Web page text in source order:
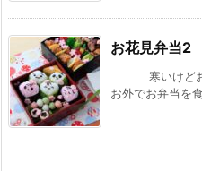
お花見弁当2
寒いけどお日
お外でお弁当を